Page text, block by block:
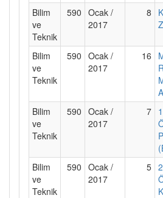
Bilim
ve
Teknik
590 Ocak /
2017
8
Bilim
ve
Teknik
590 Ocak /
2017
16
Bilim
ve
Teknik
590 Ocak /
2017
7
Bilim
ve
Teknik
590 Ocak /
2017
5